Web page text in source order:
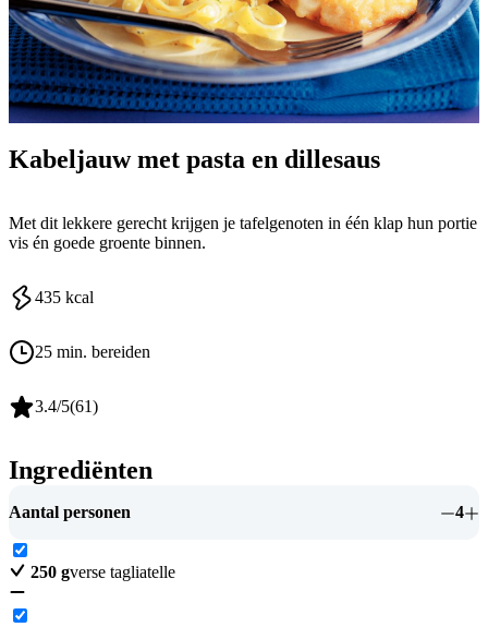
Kabeljauw met pasta en dillesaus
Met dit lekkere gerecht krijgen je tafelgenoten in één klap hun portie
vis én goede groente binnen.
435 kcal
25 min. bereiden
3.4/5(61)
Ingrediënten
Aantal personen 4
250 gverse tagliatelle